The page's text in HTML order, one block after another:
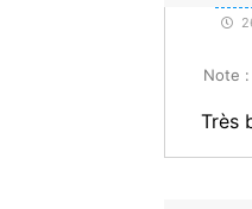
Note :
Très